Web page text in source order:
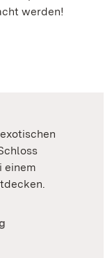
werden!
einem